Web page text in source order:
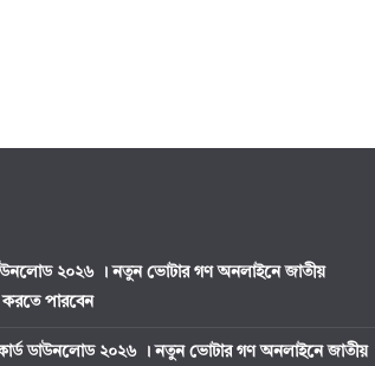
২০২৬ । নতুন ভোটার গণ অনলাইনে জাতীয়
করতে পারবেন
ডাউনলোড ২০২৬ । নতুন ভোটার গণ অনলাইনে জাতীয়